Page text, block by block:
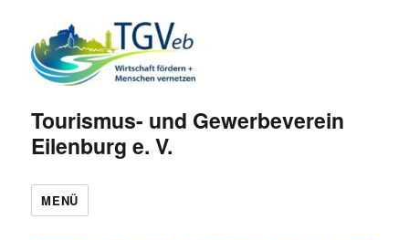
Tourismus- und Gewerbeverein
Eilenburg e. V.
MENÜ